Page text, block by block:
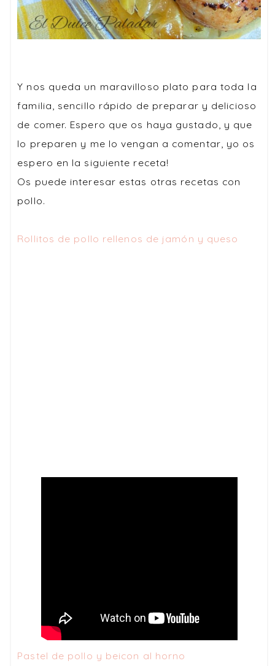
Y nos queda un maravilloso plato para toda la
familia, sencillo rápido de preparar y delicioso
de comer. Espero que os haya gustado, y que
lo preparen y me lo vengan a comentar, yo os
espero en la siguiente receta!
Os puede interesar estas otras recetas con
pollo.
Rollitos de pollo rellenos de jamón y queso
Pastel de pollo y beicon al horno